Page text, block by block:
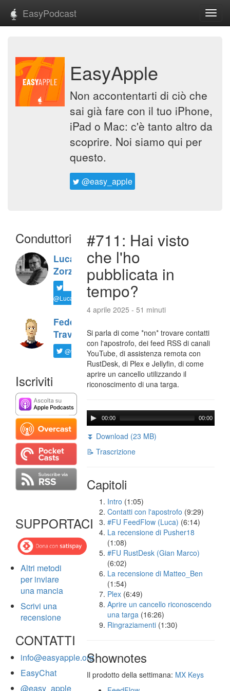
EasyPodcast
EasyApple
Non accontentarti di ciò che
sai già fare con il tuo iPhone,
iPad o Mac: c'è tanto altro da
scoprire. Noi siamo qui per
questo.
@easy_apple
Conduttori
Luca
Zorzi
@LucaTNT
Federico
Travaini
@ftrava
Iscriviti
SUPPORTACI
Altri metodi
per inviare
una mancia
Scrivi una
recensione
CONTATTI
info@easyapple.org
EasyChat
@easy_apple
#711: Hai visto
che l'ho
pubblicata in
tempo?
4 aprile 2025 - 51 minuti
Si parla di come *non* trovare contatti
con l'apostrofo, dei feed RSS di canali
YouTube, di assistenza remota con
RustDesk, di Plex e Jellyfin, di come
aprire un cancello utilizzando il
riconoscimento di una targa.
00:00 00:00
⏬ Download (23 MB)
📝 Trascrizione
Capitoli
Intro (1:05)
Contatti con l'apostrofo (9:29)
#FU FeedFlow (Luca) (6:14)
La recensione di Pusher18
(1:08)
#FU RustDesk (Gian Marco)
(6:02)
La recensione di Matteo_Ben
(1:54)
Plex (6:49)
Aprire un cancello riconoscendo
una targa (16:26)
Ringraziamenti (1:30)
Shownotes
Il prodotto della settimana: MX Keys